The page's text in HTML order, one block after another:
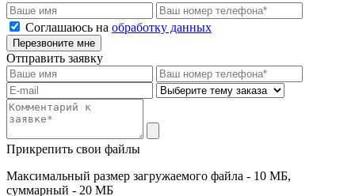
Соглашаюсь на обработку данных
Перезвоните мне
Отправить заявку
Прикрепить свои файлы
Максимальный размер загружаемого файла - 10 МБ,
суммарный - 20 МБ